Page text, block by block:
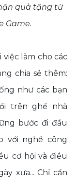
quà tặng từ
Game.
làm cho các
chia sẻ thêm:
như các bạn
trên ghế nhà
bước đi đầu
với nghề công
cơ hội và điều
xưa... Chỉ cần